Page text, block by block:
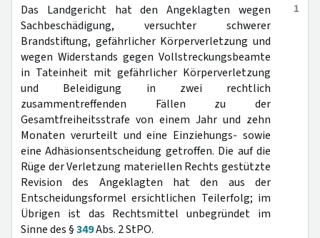
1
Das Landgericht hat den Angeklagten wegen
Sachbeschädigung, versuchter schwerer
Brandstiftung, gefährlicher Körperverletzung und
wegen Widerstands gegen Vollstreckungsbeamte
in Tateinheit mit gefährlicher Körperverletzung
und Beleidigung in zwei rechtlich
zusammentreffenden Fällen zu der
Gesamtfreiheitsstrafe von einem Jahr und zehn
Monaten verurteilt und eine Einziehungs- sowie
eine Adhäsionsentscheidung getroffen. Die auf die
Rüge der Verletzung materiellen Rechts gestützte
Revision des Angeklagten hat den aus der
Entscheidungsformel ersichtlichen Teilerfolg; im
Übrigen ist das Rechtsmittel unbegründet im
Sinne des §349Abs. 2 StPO.